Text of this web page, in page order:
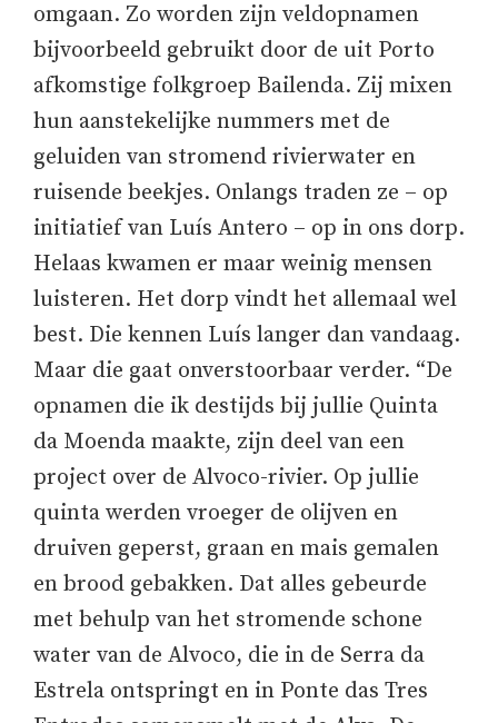
omgaan. Zo worden zijn veldopnamen
bijvoorbeeld gebruikt door de uit Porto
afkomstige folkgroep Bailenda. Zij mixen
hun aanstekelijke nummers met de
geluiden van stromend rivierwater en
ruisende beekjes. Onlangs traden ze – op
initiatief van Luís Antero – op in ons dorp.
Helaas kwamen er maar weinig mensen
luisteren. Het dorp vindt het allemaal wel
best. Die kennen Luís langer dan vandaag.
Maar die gaat onverstoorbaar verder. “De
opnamen die ik destijds bij jullie Quinta
da Moenda maakte, zijn deel van een
project over de Alvoco-rivier. Op jullie
quinta werden vroeger de olijven en
druiven geperst, graan en mais gemalen
en brood gebakken. Dat alles gebeurde
met behulp van het stromende schone
water van de Alvoco, die in de Serra da
Estrela ontspringt en in Ponte das Tres